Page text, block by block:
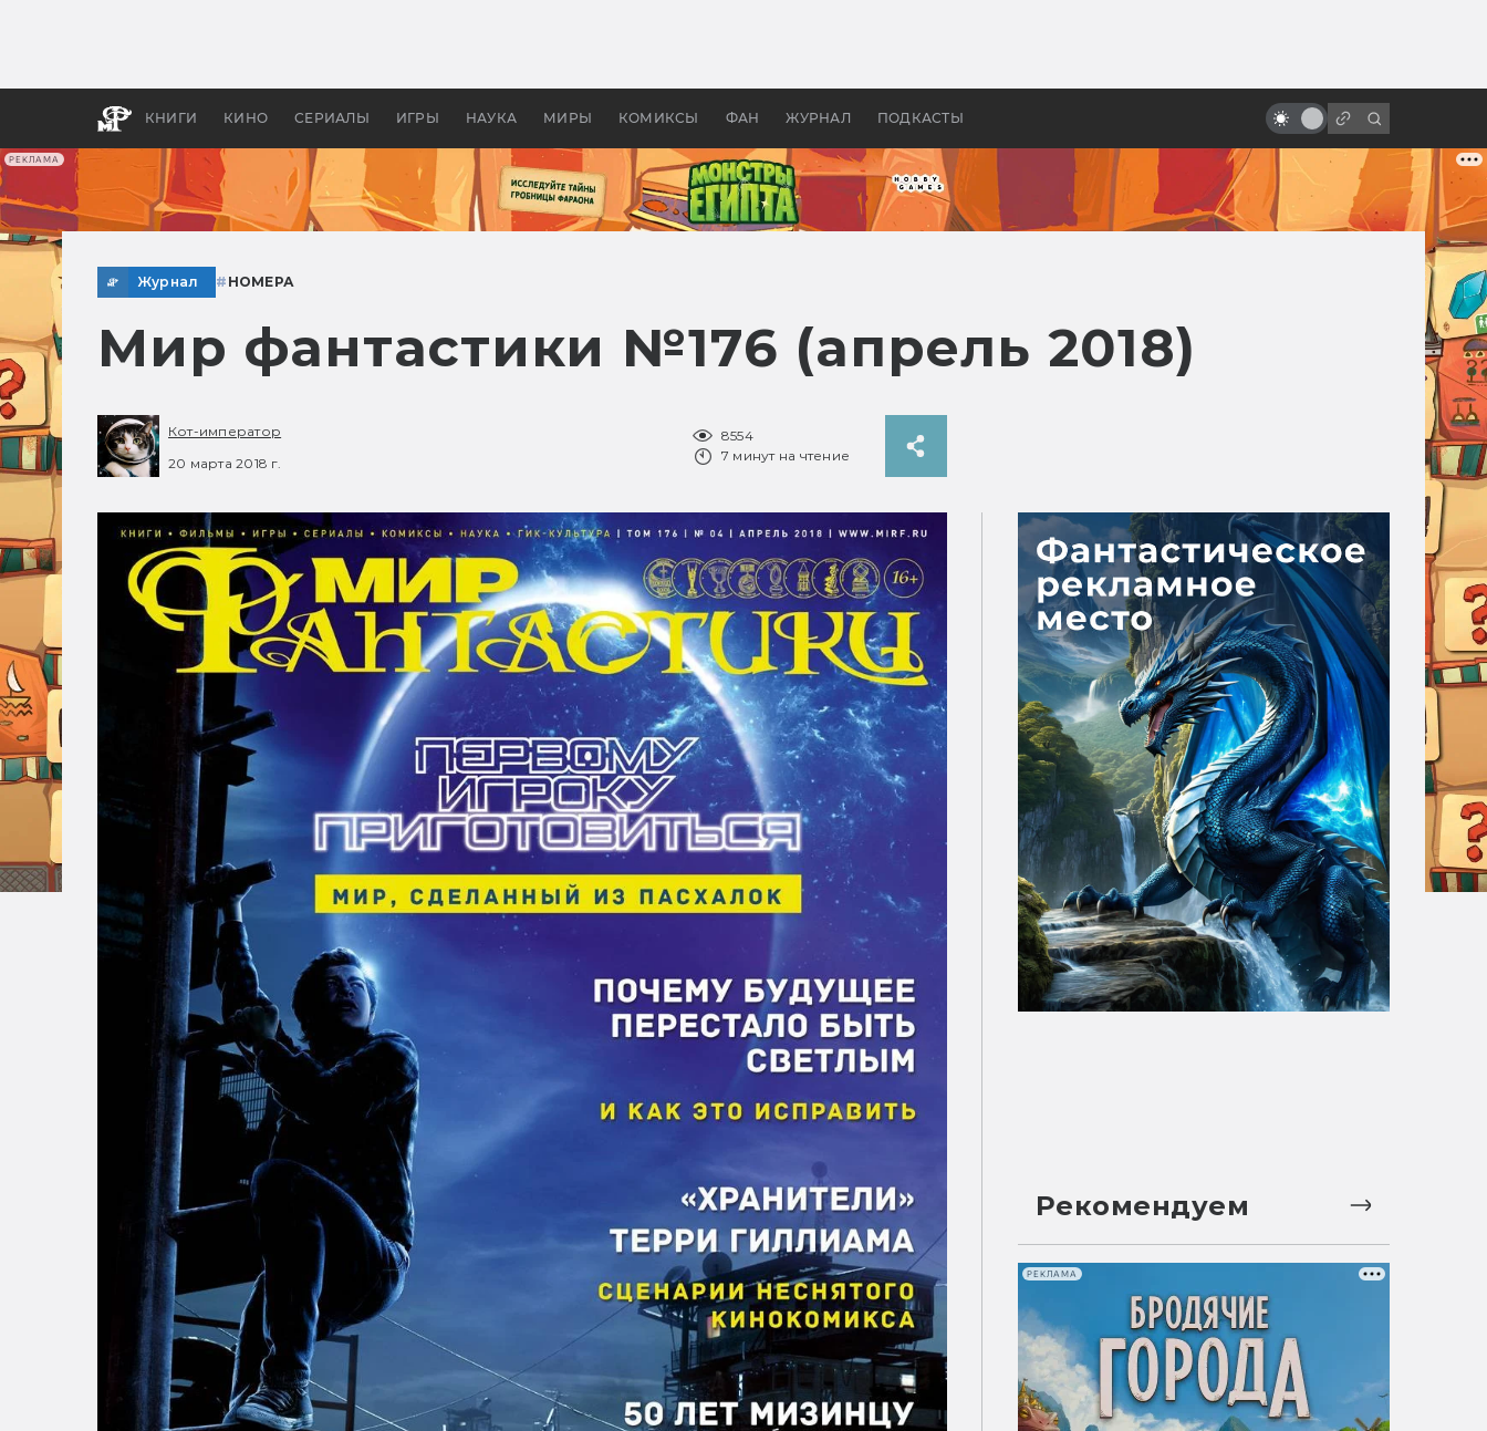
РЕКЛАМА
КНИГИ КИНО СЕРИАЛЫ ИГРЫ НАУКА МИРЫ КОМИКСЫ ФАН ЖУРНАЛ ПОДКАСТЫ
апокалипсис, в России —
бы «Властелина колец»
эротизм
Журнал # НОМЕРА
Мир фантастики №176 (апрель 2018)
Кот-император
20 марта 2018 г.
8554
7 минут на чтение
Рекомендуем
РЕКЛАМА